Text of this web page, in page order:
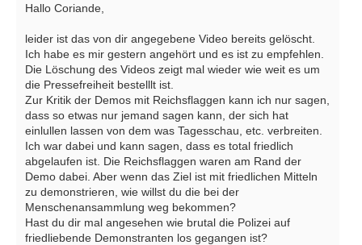
Hallo Coriande,
leider ist das von dir angegebene Video bereits gelöscht.
Ich habe es mir gestern angehört und es ist zu empfehlen.
Die Löschung des Videos zeigt mal wieder wie weit es um
die Pressefreiheit bestelllt ist.
Zur Kritik der Demos mit Reichsflaggen kann ich nur sagen,
dass so etwas nur jemand sagen kann, der sich hat
einlullen lassen von dem was Tagesschau, etc. verbreiten.
Ich war dabei und kann sagen, dass es total friedlich
abgelaufen ist. Die Reichsflaggen waren am Rand der
Demo dabei. Aber wenn das Ziel ist mit friedlichen Mitteln
zu demonstrieren, wie willst du die bei der
Menschenansammlung weg bekommen?
Hast du dir mal angesehen wie brutal die Polizei auf
friedliebende Demonstranten los gegangen ist?